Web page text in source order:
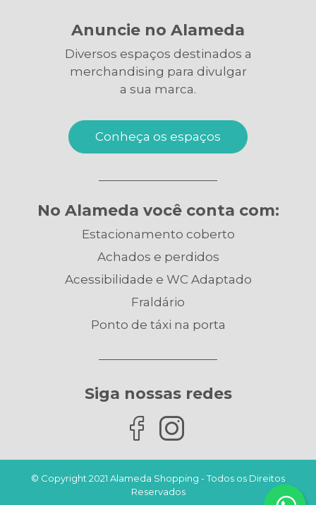
Anuncie no Alameda
Diversos espaços destinados a
merchandising para divulgar
a sua marca.
Conheça os espaços
No Alameda você conta com:
Estacionamento coberto
Achados e perdidos
Acessibilidade e WC Adaptado
Fraldário
Ponto de táxi na porta
Siga nossas redes
© Copyright 2021 Alameda Shopping - Todos os Direitos
Reservados